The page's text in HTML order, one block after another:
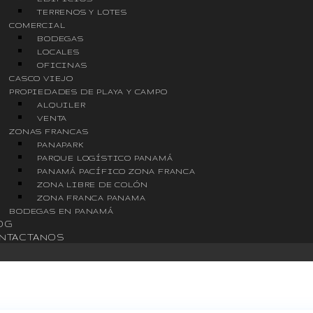
TERRENOS Y LOTES
COMERCIAL
BODEGAS
LOCALES
OFICINAS
CASCO VIEJO
PROPIEDADES DE PLAYA Y CAMPO
ALQUILER
VENTA
ZONAS FRANCAS
PANAPARK
PARQUE LOGÍSTICO PANAMÁ
PANAMÁ PACÍFICO ZONA FRANCA
ZONA LIBRE DE COLÓN
ZONA FRANCA PANAMA
BODEGAS EN PANAMÁ